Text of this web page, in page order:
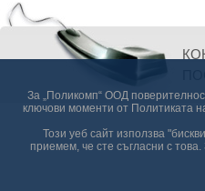
За „Поликомп“ ООД
ключови моменти от Политиката
Този уеб сайт използва
приемем, че сте съгласни с